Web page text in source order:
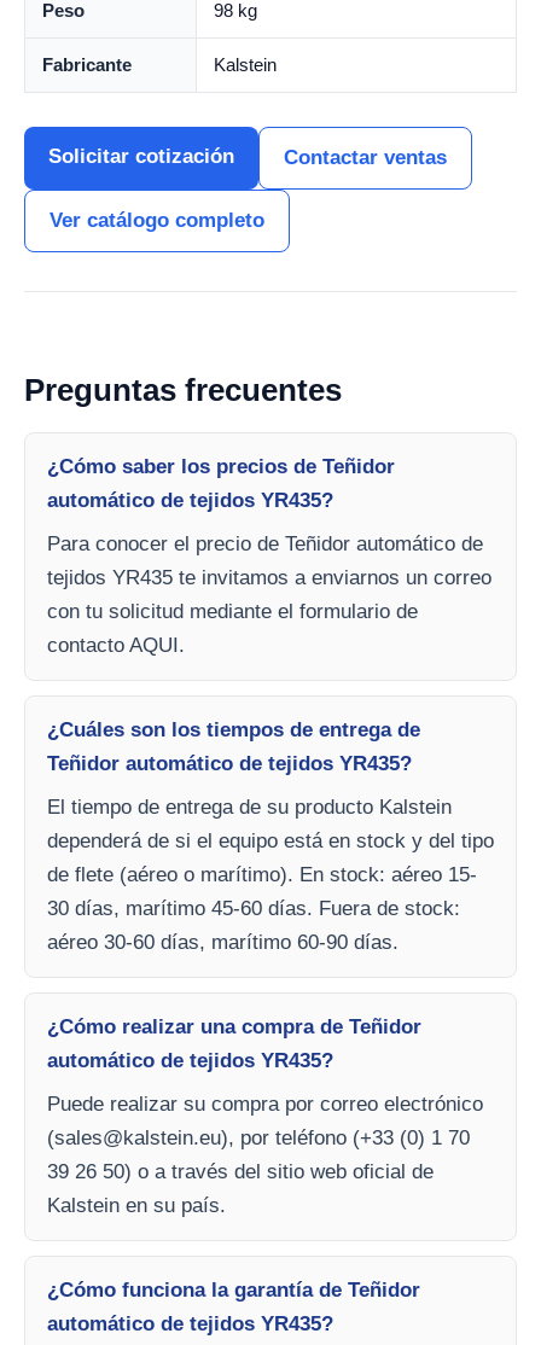
Peso 98 kg
Fabricante Kalstein
Solicitar cotización Contactar ventas
Ver catálogo completo
Preguntas frecuentes
¿Cómo saber los precios de Teñidor
automático de tejidos YR435?
Para conocer el precio de Teñidor automático de
tejidos YR435 te invitamos a enviarnos un correo
con tu solicitud mediante el formulario de
contacto AQUI.
¿Cuáles son los tiempos de entrega de
Teñidor automático de tejidos YR435?
El tiempo de entrega de su producto Kalstein
dependerá de si el equipo está en stock y del tipo
de flete (aéreo o marítimo). En stock: aéreo 15-
30 días, marítimo 45-60 días. Fuera de stock:
aéreo 30-60 días, marítimo 60-90 días.
¿Cómo realizar una compra de Teñidor
automático de tejidos YR435?
Puede realizar su compra por correo electrónico
(sales@kalstein.eu), por teléfono (+33 (0) 1 70
39 26 50) o a través del sitio web oficial de
Kalstein en su país.
¿Cómo funciona la garantía de Teñidor
automático de tejidos YR435?